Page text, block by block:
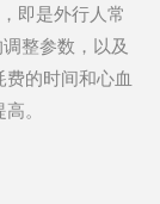
即是外行人常
整参数，以及
的时间和心血
。